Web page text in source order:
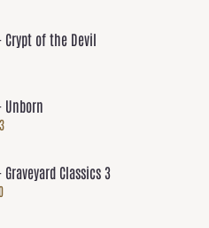
Crypt of the Devil
Unborn
Classics 3